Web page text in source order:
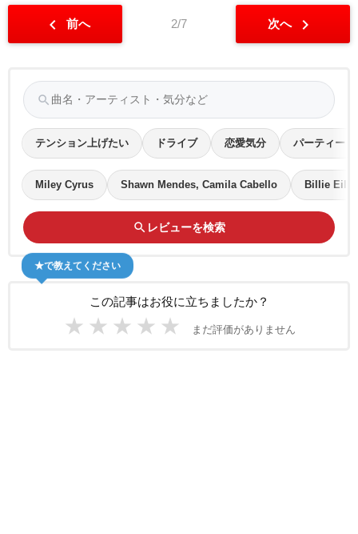
chevron_left 前へ 2/7 次へ chevron_right
search
テンション上げたい ドライブ 恋愛気分 パーティー
Miley Cyrus Shawn Mendes, Camila Cabello Billie
search レビューを検索
この記事はお役に立ちましたか？
★ ★ ★ ★ ★ まだ評価がありません
★で教えてください